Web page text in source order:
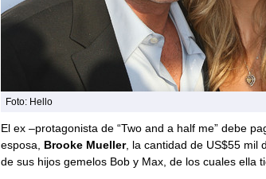
Foto: Hello
El ex –protagonista de “Two and a half me” debe
esposa, Brooke Mueller, la cantidad de US$55 mil
de sus hijos gemelos Bob y Max, de los cuales ella